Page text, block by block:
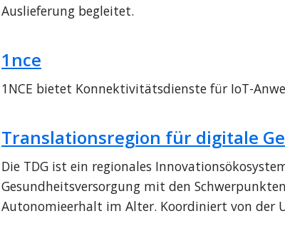
Auslieferung begleitet.
1nce
1NCE bietet Konnektivitätsdienste für IoT-
Translationsregion für digitale
Die TDG ist ein regionales
Gesundheitsversorgung mit den
Autonomieerhalt im Alter. Koordiniert von der